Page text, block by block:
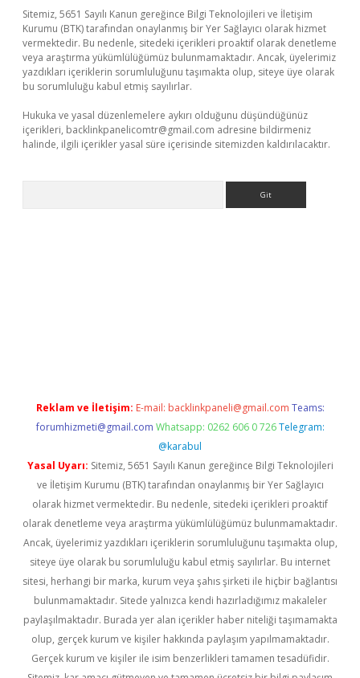
Sitemiz, 5651 Sayılı Kanun gereğince Bilgi Teknolojileri ve İletişim
Kurumu (BTK) tarafından onaylanmış bir Yer Sağlayıcı olarak hizmet
vermektedir. Bu nedenle, sitedeki içerikleri proaktif olarak denetleme
veya araştırma yükümlülüğümüz bulunmamaktadır. Ancak, üyelerimiz
yazdıkları içeriklerin sorumluluğunu taşımakta olup, siteye üye olarak
bu sorumluluğu kabul etmiş sayılırlar.
Hukuka ve yasal düzenlemelere aykırı olduğunu düşündüğünüz
içerikleri, backlinkpanelicomtr@gmail.com adresine bildirmeniz
halinde, ilgili içerikler yasal süre içerisinde sitemizden kaldırılacaktır.
Reklam ve İletişim: E-mail: backlinkpaneli@gmail.com Teams:
forumhizmeti@gmail.com Whatsapp: 0262 606 0 726 Telegram:
@karabul
Yasal Uyarı: Sitemiz, 5651 Sayılı Kanun gereğince Bilgi Teknolojileri
ve İletişim Kurumu (BTK) tarafından onaylanmış bir Yer Sağlayıcı
olarak hizmet vermektedir. Bu nedenle, sitedeki içerikleri proaktif
olarak denetleme veya araştırma yükümlülüğümüz bulunmamaktadır.
Ancak, üyelerimiz yazdıkları içeriklerin sorumluluğunu taşımakta olup,
siteye üye olarak bu sorumluluğu kabul etmiş sayılırlar. Bu internet
sitesi, herhangi bir marka, kurum veya şahıs şirketi ile hiçbir bağlantısı
bulunmamaktadır. Sitede yalnızca kendi hazırladığımız makaleler
paylaşılmaktadır. Burada yer alan içerikler haber niteliği taşımamakta
olup, gerçek kurum ve kişiler hakkında paylaşım yapılmamaktadır.
Gerçek kurum ve kişiler ile isim benzerlikleri tamamen tesadüfidir.